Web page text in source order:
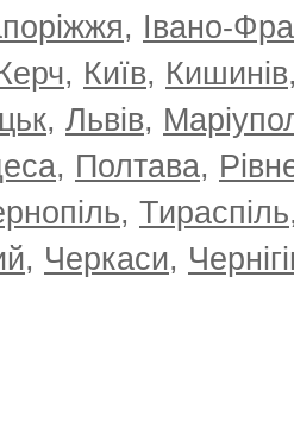
, Івано-
, Київ, Кишинів
, Львів,
, Полтава,
, Тираспіль
, Черкаси,